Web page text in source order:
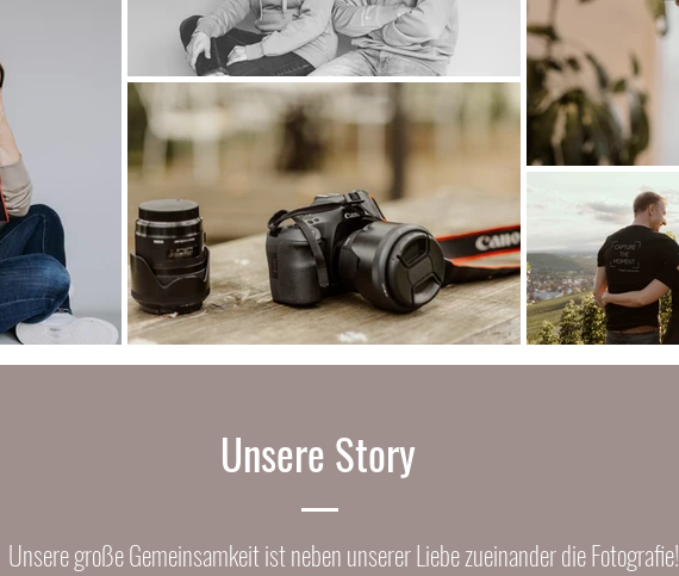
Unsere Story
Unsere große Gemeinsamkeit ist neben unserer Liebe zueinander die Fotografie!